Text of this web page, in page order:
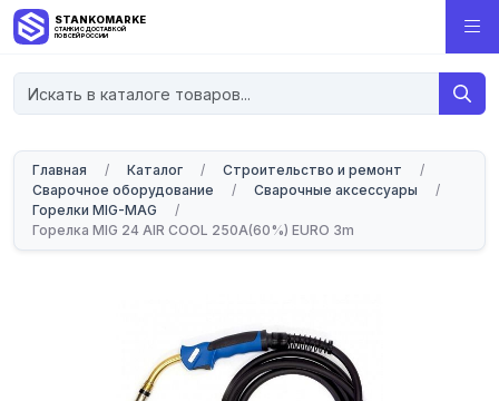
STANKOMARKET
СТАНКИ С ДОСТАВКОЙ
ПО ВСЕЙ РОССИИ
Главная / Каталог / Строительство и ремонт
/
Сварочное оборудование
/ Сварочные аксессуары
/
Горелки MIG-MAG
/
Горелка MIG 24 AIR COOL 250A(60%) EURO 3m